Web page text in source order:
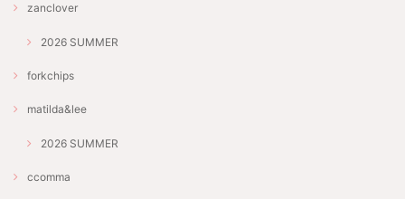
zanclover
2026 SUMMER
forkchips
matilda&lee
2026 SUMMER
ccomma